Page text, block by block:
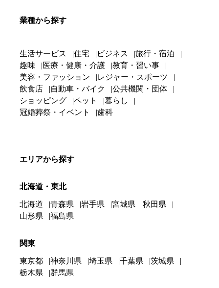
業種から探す
生活サービス 住宅 ビジネス
旅行・宿泊
趣味
医療・健康・介護
教育・習い事
美容・ファッション
レジャー・スポーツ
飲食店
自動車・バイク
公共機関・団体
ショッピング
ペット
暮らし
冠婚葬祭・イベント
歯科
エリアから探す
北海道・東北
北海道 青森県 岩手県 宮城県
秋田県
山形県
福島県
関東
東京都 神奈川県 埼玉県 千葉県
茨城県
栃木県
群馬県